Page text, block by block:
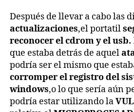
Después de llevar a cabo las
actualizaciones,el portatil
reconocer el cdrom y el usb.
que estaba detrás de aquel
podría ser el mismo que
corromper el registro del
windows,o lo que sería aún
podría estar utilizando la